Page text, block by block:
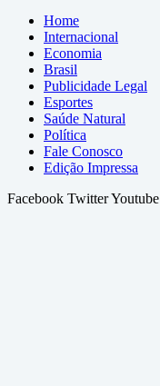
Home
Internacional
Economia
Brasil
Publicidade Legal
Esportes
Saúde Natural
Política
Fale Conosco
Edição Impressa
Facebook TwitterYoutube